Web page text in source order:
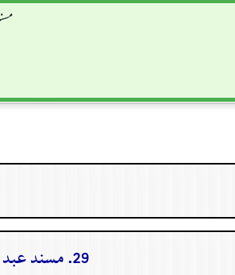
29. مسند عبد الله بن عمر بن الخطاب رضي الله تعالى عنهما